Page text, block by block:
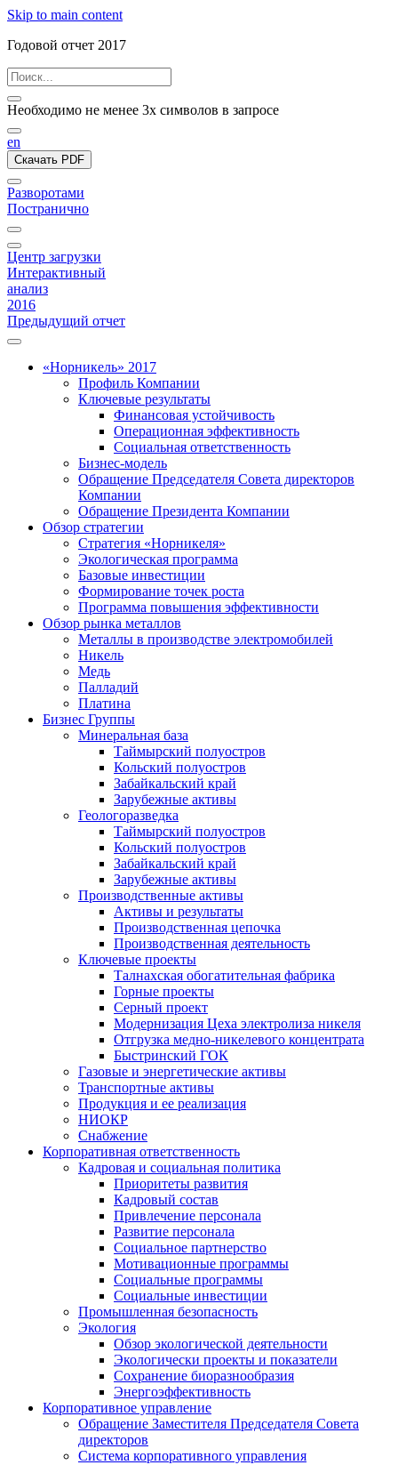
Skip to main content
Годовой отчет 2017
Необходимо не менее 3х символов в запросе
en
Скачать PDF
Разворотами
Постранично
Центр загрузки
Интерактивный
анализ
2016
Предыдущий отчет
«Норникель» 2017
Профиль Компании
Ключевые результаты
Финансовая устойчивость
Операционная эффективность
Социальная ответственность
Бизнес-модель
Обращение Председателя Совета директоров
Компании
Обращение Президента Компании
Обзор стратегии
Стратегия «Норникеля»
Экологическая программа
Базовые инвестиции
Формирование точек роста
Программа повышения эффективности
Обзор рынка металлов
Металлы в производстве электромобилей
Никель
Медь
Палладий
Платина
Бизнес Группы
Минеральная база
Таймырский полуостров
Кольский полуостров
Забайкальский край
Зарубежные активы
Геологоразведка
Таймырский полуостров
Кольский полуостров
Забайкальский край
Зарубежные активы
Производственные активы
Активы и результаты
Производственная цепочка
Производственная деятельность
Ключевые проекты
Талнахская обогатительная фабрика
Горные проекты
Серный проект
Модернизация Цеха электролиза никеля
Отгрузка медно-никелевого концентрата
Быстринский ГОК
Газовые и энергетические активы
Транспортные активы
Продукция и ее реализация
НИОКР
Снабжение
Корпоративная ответственность
Кадровая и социальная политика
Приоритеты развития
Кадровый состав
Привлечение персонала
Развитие персонала
Социальное партнерство
Мотивационные программы
Социальные программы
Социальные инвестиции
Промышленная безопасность
Экология
Обзор экологической деятельности
Экологически проекты и показатели
Сохранение биоразнообразия
Энергоэффективность
Корпоративное управление
Обращение Заместителя Председателя Совета
директоров
Система корпоративного управления